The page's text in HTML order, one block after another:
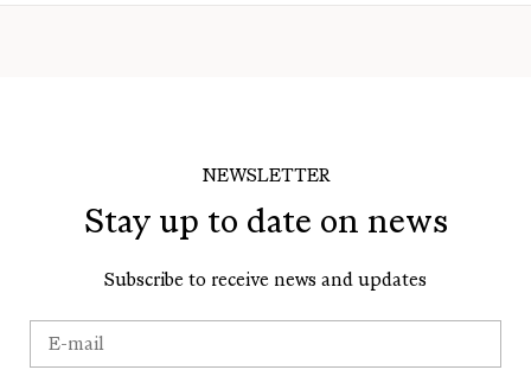
NEWSLETTER
Stay up to date on news
Subscribe to receive news and updates